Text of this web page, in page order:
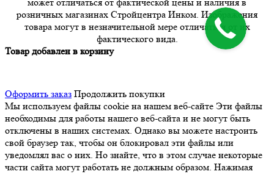
розничных магазинах Стройцентра Инком. Изображения
товара могут в незначительной мере отличаться от их
фактического вида.
Товар добавлен в корзину
Оформить заказ Продолжить покупки
Мы используем файлы cookie на нашем веб-сайте Эти файлы
необходимы для работы нашего веб-сайта и не могут быть
отключены в наших системах. Однако вы можете настроить
свой браузер так, чтобы он блокировал эти файлы или
уведомлял вас о них. Но знайте, что в этом случае некоторые
части сайта могут работать не должным образом. Нажимая